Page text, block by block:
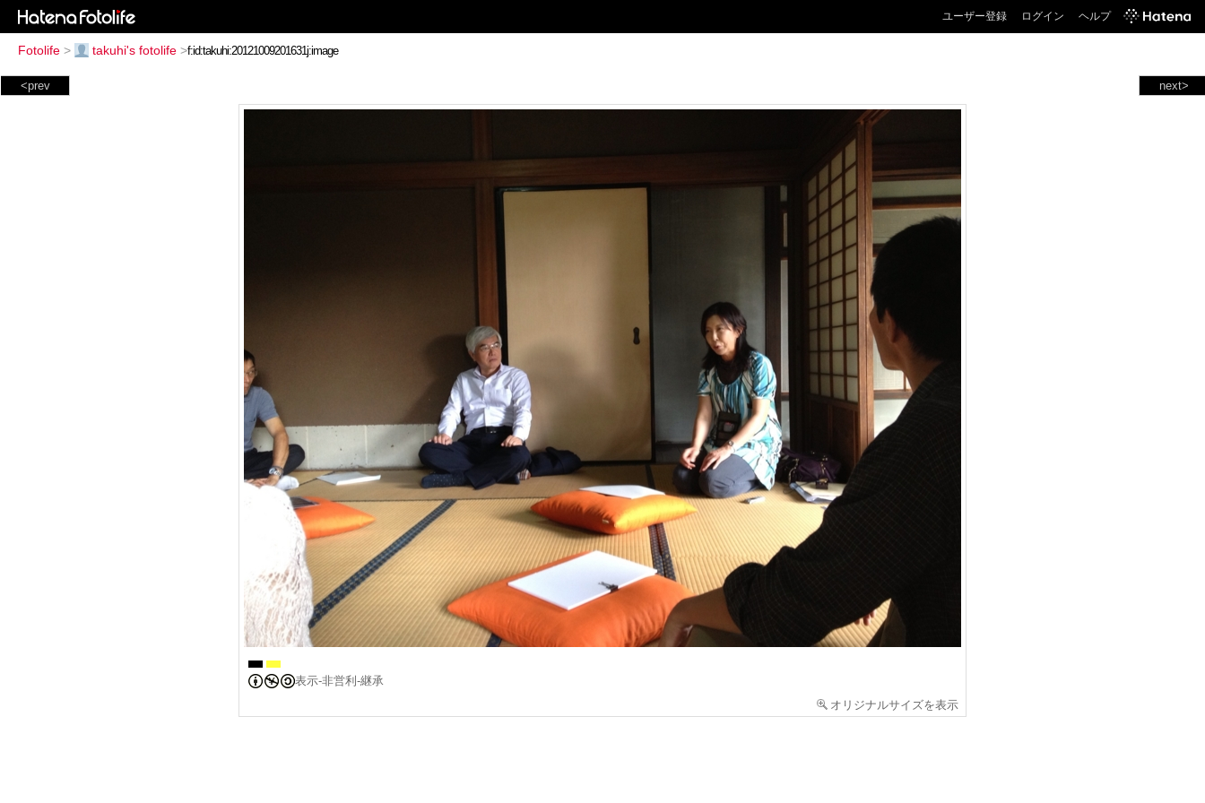
ユーザー登録 ログイン ヘルプ
Fotolife > takuhi's fotolife >
next>
<prev
表示-非営利-継承
オリジナルサイズを表示